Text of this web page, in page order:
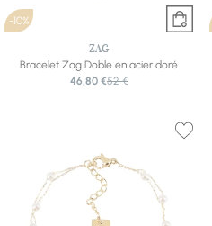
-10%
ZAG
Bracelet Zag Doble en acier doré
46,80 €52 €